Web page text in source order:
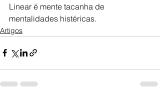
Linear é mente tacanha de
mentalidades histéricas.
Artigos